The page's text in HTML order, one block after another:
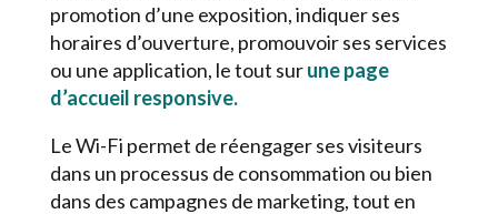
promotion d’une exposition, indiquer ses
horaires d’ouverture, promouvoir ses services
ou une application, le tout surune page
d’accueil responsive.
Le Wi-Fi permet de réengager ses visiteurs
dans un processus de consommation ou bien
dans des campagnes de marketing, tout en